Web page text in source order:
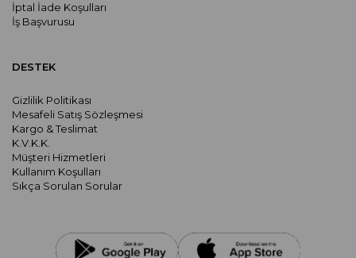
İptal İade Koşulları
İş Başvurusu
DESTEK
Gizlilik Politikası
Mesafeli Satış Sözleşmesi
Kargo & Teslimat
K.V.K.K.
Müşteri Hizmetleri
Kullanım Koşulları
Sıkça Sorulan Sorular